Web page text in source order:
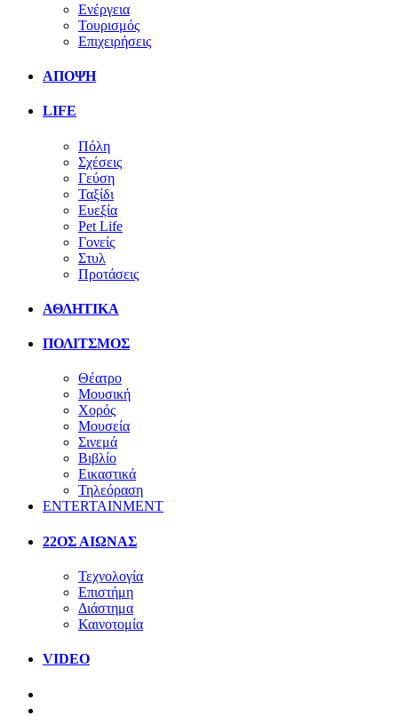
Ενέργεια
Τουρισμός
Επιχειρήσεις
ΑΠΟΨΗ
LIFE
Πόλη
Σχέσεις
Γεύση
Ταξίδι
Ευεξία
Pet Life
Γονείς
Στυλ
Προτάσεις
ΑΘΛΗΤΙΚΑ
ΠΟΛΙΤΣΜΟΣ
Θέατρο
Μουσική
Χορός
Μουσεία
Σινεμά
Βιβλίο
Εικαστικά
Τηλεόραση
ENTERTAINMENT
22ΟΣ ΑΙΩΝΑΣ
Τεχνολογία
Επιστήμη
Διάστημα
Καινοτομία
VIDEO